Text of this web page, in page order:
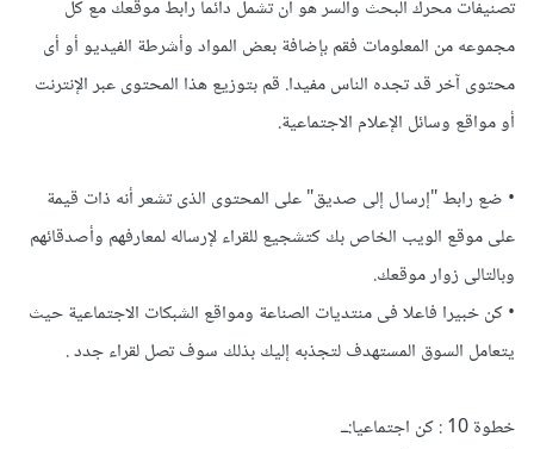
تصنيفات محرك البحث والسر هو أن تشمل دائما رابط موقعك مع كل
مجموعه من المعلومات فقم بإضافة بعض المواد وأشرطة الفيديو أو أى
محتوى آخر قد تجده الناس مفيدا. قم بتوزيع هذا المحتوى عبر الإنترنت
أو مواقع وسائل الإعلام الاجتماعية.
• ضع رابط "إرسال إلى صديق" على المحتوى الذى تشعر أنه ذات قيمة
على موقع الويب الخاص بك كتشجيع للقراء لإرساله لمعارفهم وأصدقائهم
وبالتالى زوار موقعك.
• كن خبيرا فاعلا فى منتديات الصناعة ومواقع الشبكات الاجتماعية حيث
يتعامل السوق المستهدف لتجذبه إليك بذلك سوف تصل لقراء جدد .
خطوة 10 : كن اجتماعيا:ــ